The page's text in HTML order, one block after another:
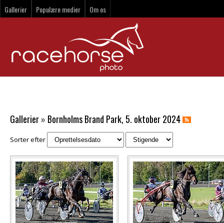
Gallerier Populære medier Om os
Gallerier» Bornholms Brand Park, 5. oktober 2024
Sorter efter